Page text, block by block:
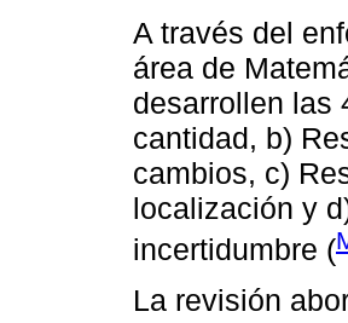
A través del
área de
desarrollen las
cantidad, b)
cambios, c)
localización y
incertidumbre (
La revisión